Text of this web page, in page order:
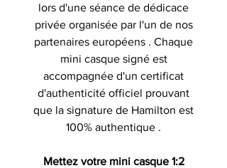
lors d'une séance de dédicace
privée organisée par l'un de nos
partenaires européens . Chaque
mini casque signé est
accompagnée d'un certificat
d'authenticité officiel prouvant
que la signature de Hamilton est
100% authentique .
Mettez votre mini casque 1:2